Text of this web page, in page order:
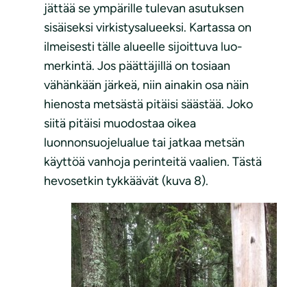
jättää se ympärille tulevan asutuksen
sisäiseksi virkistysalueeksi. Kartassa on
ilmeisesti tälle alueelle sijoittuva luo-
merkintä. Jos päättäjillä on tosiaan
vähänkään järkeä, niin ainakin osa näin
hienosta metsästä pitäisi säästää. Joko
siitä pitäisi muodostaa oikea
luonnonsuojelualue tai jatkaa metsän
käyttöä vanhoja perinteitä vaalien. Tästä
hevosetkin tykkäävät (kuva 8).